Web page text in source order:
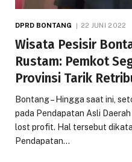
DPRD BONTANG 22 JUNI 2022
Wisata Pesisir
Rustam: Pemkot
Provinsi Tarik
Bontang – Hingga saat ini,
pada Pendapatan Asli
lost profit. Hal tersebut
Pendapatan…